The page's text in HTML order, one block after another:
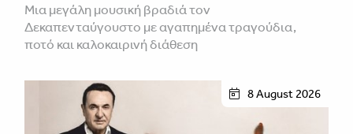
Μια μεγάλη μουσική βραδιά τον
Δεκαπενταύγουστο με αγαπημένα τραγούδια,
ποτό και καλοκαιρινή διάθεση
8 August 2026